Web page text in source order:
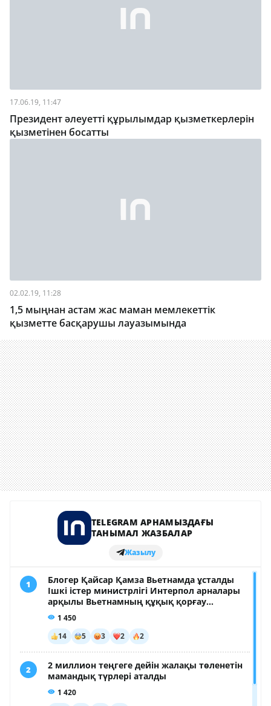
17.06.19, 11:47
Президент әлеуетті құрылымдар қызметкерлерін
қызметінен босатты
02.02.19, 11:28
1,5 мыңнан астам жас маман мемлекеттік
қызметте басқарушы лауазымында